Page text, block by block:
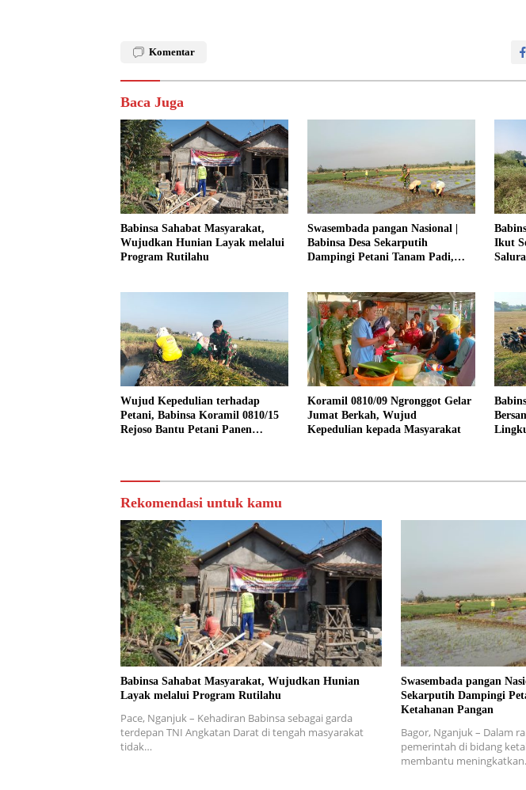
Komentar
Baca Juga
Babinsa Sahabat Masyarakat,
Wujudkan Hunian Layak melalui
Program Rutilahu
Swasembada pangan Nasional |
Babinsa Desa Sekarputih
Dampingi Petani Tanam Padi,
Ikut
Wujud Kepedulian terhadap
Petani, Babinsa Koramil 0810/15
Rejoso Bantu Petani Panen
Koramil 0810/09 Ngronggot Gelar
Jumat Berkah, Wujud
Kepedulian kepada Masyarakat
Rekomendasi untuk kamu
Babinsa Sahabat Masyarakat, Wujudkan Hunian
Layak melalui Program Rutilahu
Pace, Nganjuk – Kehadiran Babinsa sebagai garda
terdepan TNI Angkatan Darat di tengah masyarakat
tidak…
Swasembada pangan
Sekarputih Dampingi
Ketahanan Pangan
Bagor, Nganjuk – Dalam
pemerintah di bidang
membantu